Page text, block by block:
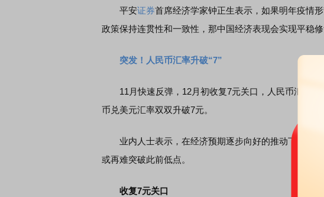
平安证券首席经济学家钟正生表示，如果明年疫情
政策保持连贯性和一致性，那中国经济表现会实现平稳
突发！人民币汇率升破“7”
11月快速反弹，12月初收复7元关口，人民币汇率“行
币兑美元汇率双双升破7元。
业内人士表示，在经济预期逐步向好的推动下，叠加
或再难突破此前低点。
收复7元关口
首席连线｜东方财富证券陈果：A股再平衡的
债券知识通识：从基础认知